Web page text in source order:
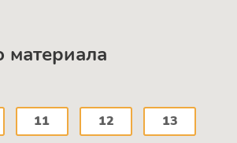
материала
11 12 13